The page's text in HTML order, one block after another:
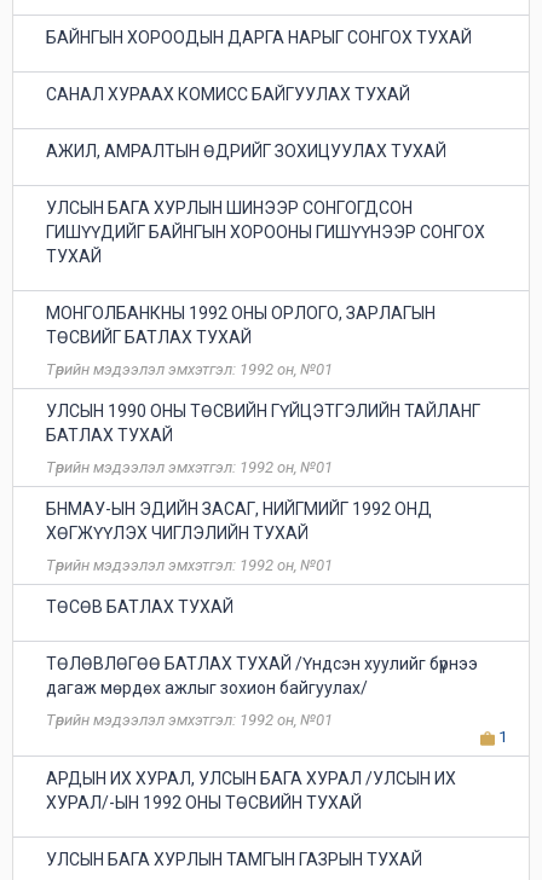
БАЙНГЫН ХОРООДЫН ДАРГА НАРЫГ СОНГОХ ТУХАЙ
САНАЛ ХУРААХ КОМИСС БАЙГУУЛАХ ТУХАЙ
АЖИЛ, АМРАЛТЫН ӨДРИЙГ ЗОХИЦУУЛАХ ТУХАЙ
УЛСЫН БАГА ХУРЛЫН ШИНЭЭР СОНГОГДСОН
ГИШҮҮДИЙГ БАЙНГЫН ХОРООНЫ ГИШҮҮНЭЭР СОНГОХ
ТУХАЙ
МОНГОЛБАНКНЫ 1992 ОНЫ ОРЛОГО, ЗАРЛАГЫН
ТӨСВИЙГ БАТЛАХ ТУХАЙ
Төрийн мэдээлэл эмхэтгэл: 1992 он, №01
УЛСЫН 1990 ОНЫ ТӨСВИЙН ГҮЙЦЭТГЭЛИЙН ТАЙЛАНГ
БАТЛАХ ТУХАЙ
Төрийн мэдээлэл эмхэтгэл: 1992 он, №01
БНМАУ-ЫН ЭДИЙН ЗАСАГ, НИЙГМИЙГ 1992 ОНД
ХӨГЖҮҮЛЭХ ЧИГЛЭЛИЙН ТУХАЙ
Төрийн мэдээлэл эмхэтгэл: 1992 он, №01
ТӨСӨВ БАТЛАХ ТУХАЙ
ТӨЛӨВЛӨГӨӨ БАТЛАХ ТУХАЙ /Үндсэн хуулийг бүрнээ
дагаж мөрдөх ажлыг зохион байгуулах/
Төрийн мэдээлэл эмхэтгэл: 1992 он, №01
1
АРДЫН ИХ ХУРАЛ, УЛСЫН БАГА ХУРАЛ /УЛСЫН ИХ
ХУРАЛ/-ЫН 1992 ОНЫ ТӨСВИЙН ТУХАЙ
УЛСЫН БАГА ХУРЛЫН ТАМГЫН ГАЗРЫН ТУХАЙ